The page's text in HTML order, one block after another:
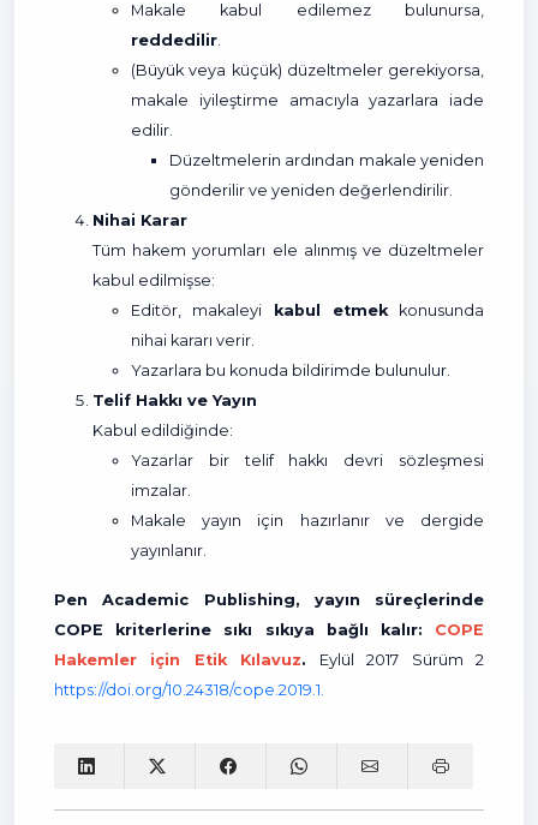
Makale kabul edilemez bulunursa,
reddedilir.
(Büyük veya küçük) düzeltmeler gerekiyorsa,
makale iyileştirme amacıyla yazarlara iade
edilir.
Düzeltmelerin ardından makale yeniden
gönderilir ve yeniden değerlendirilir.
Nihai Karar
Tüm hakem yorumları ele alınmış ve düzeltmeler
kabul edilmişse:
Editör, makaleyi
kabul etmekkonusunda
nihai kararı verir.
Yazarlara bu konuda bildirimde bulunulur.
Telif Hakkı ve Yayın
Kabul edildiğinde:
Yazarlar bir telif hakkı devri sözleşmesi
imzalar.
Makale yayın için hazırlanır ve dergide
yayınlanır.
Pen Academic Publishing, yayın süreçlerinde
COPE kriterlerine sıkı sıkıya bağlı kalır: COPE
Hakemler için Etik Kılavuz. Eylül 2017 Sürüm 2
https://doi.org/10.24318/cope.2019.1.